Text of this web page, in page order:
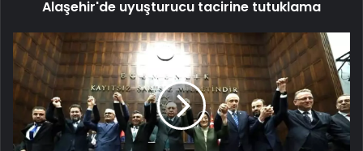
Alaşehir'de uyuşturucu tacirine tutuklama
İYİ
Parti'den
istifa
eden
Yenikent
Belediye
Başkanı